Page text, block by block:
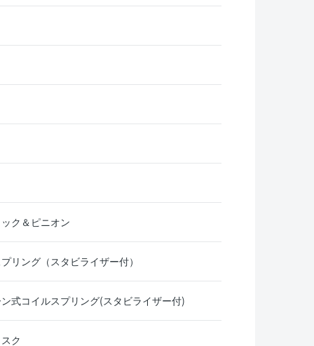
ク＆ピニオン
リング（スタビライザー付）
式コイルスプリング(スタビライザー付)
ク